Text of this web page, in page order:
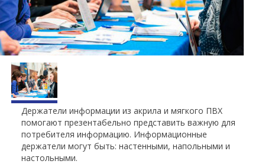
Держатели информации из акрила и мягкого ПВХ
помогают презентабельно представить важную для
потребителя информацию. Информационные
держатели могут быть: настенными, напольными и
настольными.